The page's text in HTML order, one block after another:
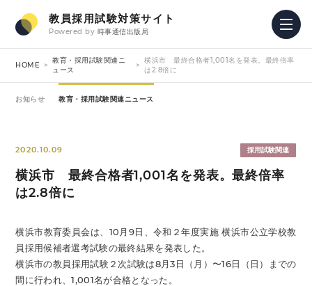
教員採用試験対策サイト
Powered by 時事通信出版局
HOME
教育・採用試験関連ニ
ュース
横浜市 最終合格者1,001名を発表。最終倍率
は2.8倍に
お知らせ 教育・採用試験関連ニュース
2020.10.09 採用試験関連
横浜市 最終合格者1,001名を発表。最終倍率
は2.8倍に
横浜市教育委員会は、10月9日、令和２年度実施 横浜市公立学校教
員採用候補者選考試験の最終結果を発表した。
横浜市の教員採用試験２次試験は8月3日（月）〜16日（日）までの
間に行われ、1,001名が合格となった。